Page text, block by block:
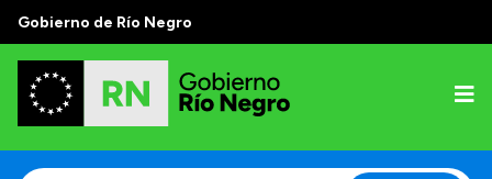
Gobierno de Río Negro